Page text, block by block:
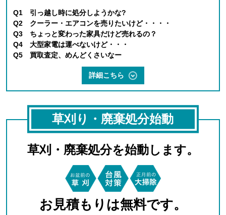
Q1 引っ越し時に処分しようかな?
Q2 クーラー・エアコンを売りたいけど・・・・
Q3 ちょっと変わった家具だけど売れるの？
Q4 大型家電は運べないけど・・・
Q5 買取査定、めんどくさいなー
詳細こちら
草刈り・廃棄処分始動
草刈・廃棄処分を始動します。
お見積もりは無料です。